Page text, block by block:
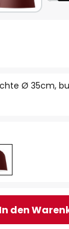
Ø 35cm,
In den